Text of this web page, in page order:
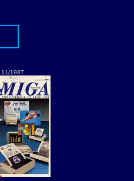
11/1987